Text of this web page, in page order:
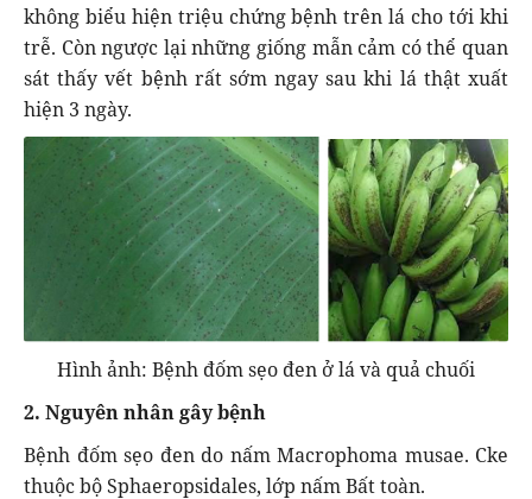
không biểu hiện triệu chứng bệnh trên lá cho tới khi
trễ. Còn ngược lại những giống mẫn cảm có thể quan
sát thấy vết bệnh rất sớm ngay sau khi lá thật xuất
hiện 3 ngày.
Hình ảnh: Bệnh đốm sẹo đen ở lá và quả chuối
2. Nguyên nhân gây bệnh
Bệnh đốm sẹo đen do nấm Macrophoma musae. Cke
thuộc bộ Sphaeropsidales, lớp nấm Bất toàn.